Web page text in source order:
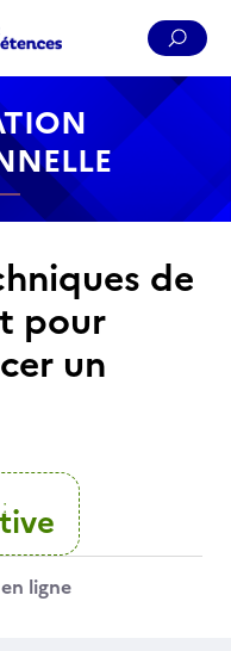
Pied de page
de
pour
un
ligne